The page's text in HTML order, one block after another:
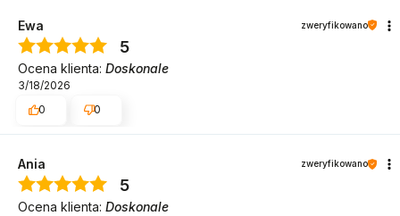
Ewa zweryfikowano
5
Ocena klienta: Doskonale
3/18/2026
0
0
Ania zweryfikowano
5
Ocena klienta: Doskonale